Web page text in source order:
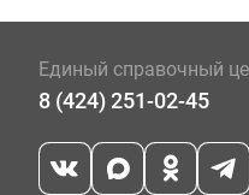
Единый справочный
8 (424) 251-02-45